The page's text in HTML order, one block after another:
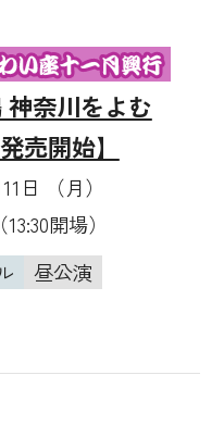
神奈川をよむ
売開始】
日 （月）
開場）
昼公演